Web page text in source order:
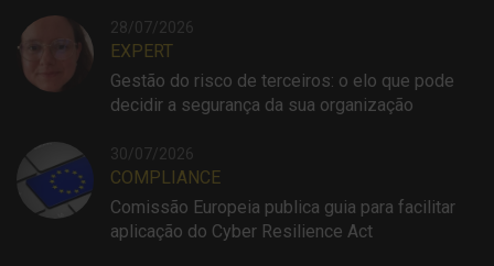
28/07/2026
EXPERT
Gestão do risco de terceiros: o elo que pode
decidir a segurança da sua organização
30/07/2026
COMPLIANCE
Comissão Europeia publica guia para facilitar
aplicação do Cyber Resilience Act